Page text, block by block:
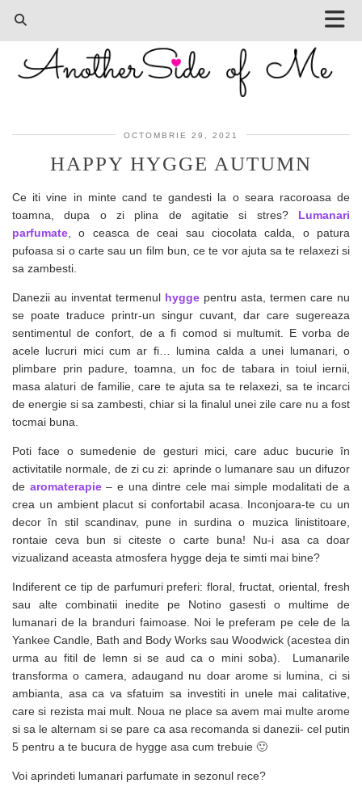
OCTOMBRIE 29, 2021
HAPPY HYGGE AUTUMN
Ce iti vine in minte cand te gandesti la o seara racoroasa de
toamna, dupa o zi plina de agitatie si stres? Lumanari
parfumate , o ceasca de ceai sau ciocolata calda, o patura
pufoasa si o carte sau un film bun, ce te vor ajuta sa te relaxezi si
sa zambesti.
Danezii au inventat termenul hygge pentru asta, termen care nu
se poate traduce printr-un singur cuvant, dar care sugereaza
sentimentul de confort, de a fi comod si multumit. E vorba de
acele lucruri mici cum ar fi… lumina calda a unei lumanari, o
plimbare prin padure, toamna, un foc de tabara in toiul iernii,
masa alaturi de familie, care te ajuta sa te relaxezi, sa te incarci
de energie si sa zambesti, chiar si la finalul unei zile care nu a fost
tocmai buna.
Poti face o sumedenie de gesturi mici, care aduc bucurie în
activitatile normale, de zi cu zi: aprinde o lumanare sau un difuzor
de aromaterapie– e una dintre cele mai simple modalitati de a
crea un ambient placut si confortabil acasa. Inconjoara-te cu un
decor în stil scandinav, pune in surdina o muzica linistitoare,
rontaie ceva bun si citeste o carte buna! Nu-i asa ca doar
vizualizand aceasta atmosfera hygge deja te simti mai bine?
Indiferent ce tip de parfumuri preferi: floral, fructat, oriental, fresh
sau alte combinatii inedite pe Notino gasesti o multime de
lumanari de la branduri faimoase. Noi le preferam pe cele de la
Yankee Candle, Bath and Body Works sau Woodwick (acestea din
urma au fitil de lemn si se aud ca o mini soba). Lumanarile
transforma o camera, adaugand nu doar arome si lumina, ci si
ambianta, asa ca va sfatuim sa investiti in unele mai calitative,
care si rezista mai mult. Noua ne place sa avem mai multe arome
si sa le alternam si se pare ca asa recomanda si danezii- cel putin
5 pentru a te bucura de hygge asa cum trebuie 🙂
Voi aprindeti lumanari parfumate in sezonul rece?